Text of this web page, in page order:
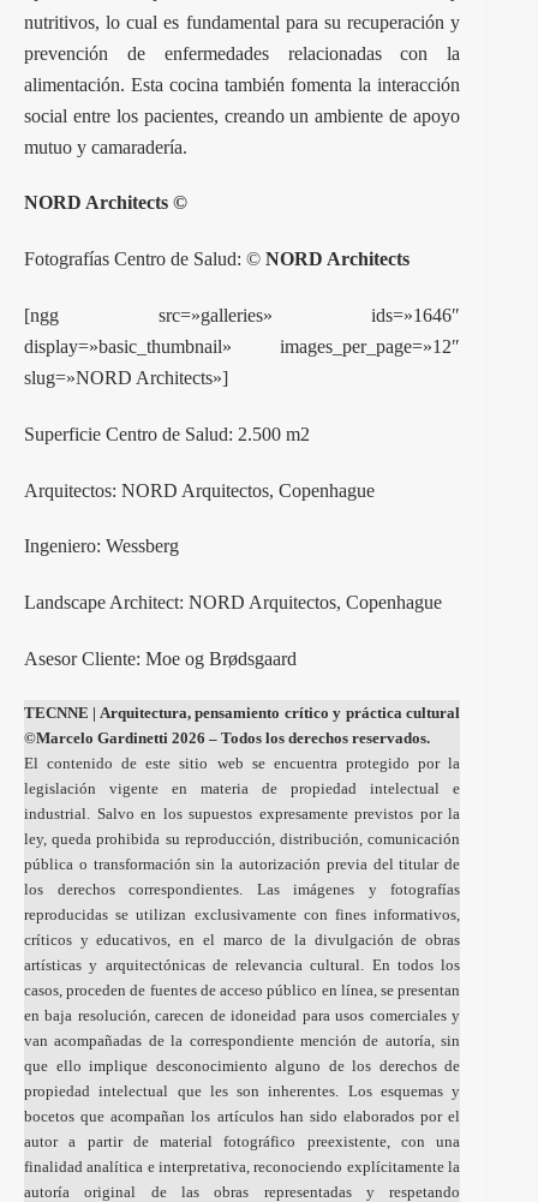
nutritivos, lo cual es fundamental para su recuperación y
prevención de enfermedades relacionadas con la
alimentación. Esta cocina también fomenta la interacción
social entre los pacientes, creando un ambiente de apoyo
mutuo y camaradería.
NORD Architects ©
Fotografías Centro de Salud: © NORD Architects
[ngg src=»galleries» ids=»1646″
display=»basic_thumbnail» images_per_page=»12″
slug=»NORD Architects»]
Superficie Centro de Salud: 2.500 m2
Arquitectos: NORD Arquitectos, Copenhague
Ingeniero: Wessberg
Landscape Architect: NORD Arquitectos, Copenhague
Asesor Cliente: Moe og Brødsgaard
TECNNE | Arquitectura, pensamiento crítico y práctica cultural
©Marcelo Gardinetti 2026 – Todos los derechos reservados.
El contenido de este sitio web se encuentra protegido por la
legislación vigente en materia de propiedad intelectual e
industrial. Salvo en los supuestos expresamente previstos por la
ley, queda prohibida su reproducción, distribución, comunicación
pública o transformación sin la autorización previa del titular de
los derechos correspondientes. Las imágenes y fotografías
reproducidas se utilizan exclusivamente con fines informativos,
críticos y educativos, en el marco de la divulgación de obras
artísticas y arquitectónicas de relevancia cultural. En todos los
casos, proceden de fuentes de acceso público en línea, se presentan
en baja resolución, carecen de idoneidad para usos comerciales y
van acompañadas de la correspondiente mención de autoría, sin
que ello implique desconocimiento alguno de los derechos de
propiedad intelectual que les son inherentes. Los esquemas y
bocetos que acompañan los artículos han sido elaborados por el
autor a partir de material fotográfico preexistente, con una
finalidad analítica e interpretativa, reconociendo explícitamente la
autoría original de las obras representadas y respetando